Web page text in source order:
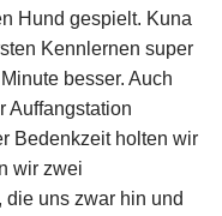
Hund gespielt. Kuna
Kennlernen super
besser. Auch
Auffangstation
Bedenkzeit holten wir
wir zwei
uns zwar hin und